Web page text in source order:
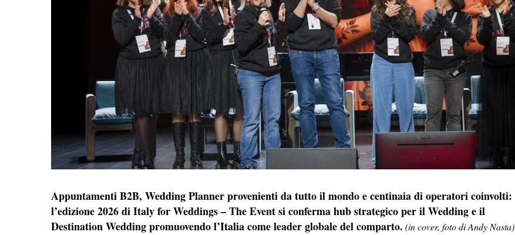
Appuntamenti B2B, Wedding Planner provenienti da tutto il mondo e centinaia di operatori coinvolti:
l’edizione 2026 di Italy for Weddings – The Event si conferma hub strategico per il Wedding e il
Destination Wedding promuovendo l’Italia come leader globale del comparto. (in cover, foto di Andy Nasta)